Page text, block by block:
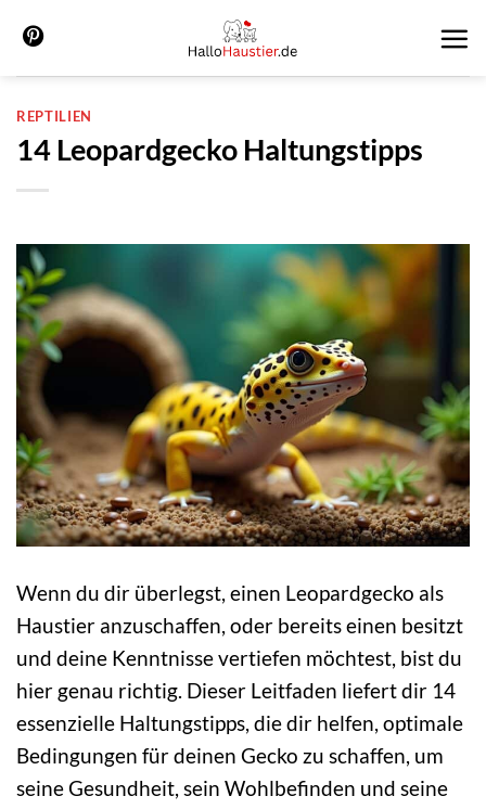
Inhalt
springen
REPTILIEN
14 Leopardgecko Haltungstipps
Wenn du dir überlegst, einen Leopardgecko als
Haustier anzuschaffen, oder bereits einen besitzt
und deine Kenntnisse vertiefen möchtest, bist du
hier genau richtig. Dieser Leitfaden liefert dir 14
essenzielle Haltungstipps, die dir helfen, optimale
Bedingungen für deinen Gecko zu schaffen, um
seine Gesundheit, sein Wohlbefinden und seine